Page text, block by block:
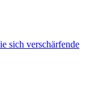
sich verschärfende